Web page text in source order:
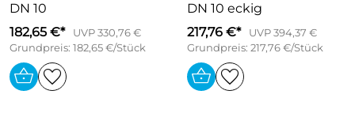
DN 10
182,65 €*
UVP 330,76 €
Grundpreis: 182,65 €/Stück
DN 10 eckig
217,76 €*
UVP 394,37 €
Grundpreis: 217,76 €/Stück